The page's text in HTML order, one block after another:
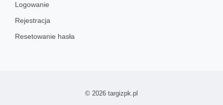
Logowanie
Rejestracja
Resetowanie hasła
© 2026 targizpk.pl